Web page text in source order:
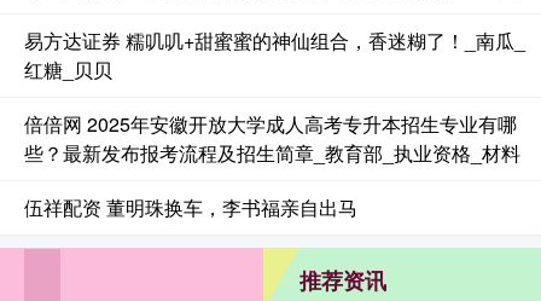
易方达证券 糯叽叽+甜蜜蜜的神仙组合，香迷糊了！_南瓜_
红糖_贝贝
倍倍网 2025年安徽开放大学成人高考专升本招生专业有哪
些？最新发布报考流程及招生简章_教育部_执业资格_材料
伍祥配资 董明珠换车，李书福亲自出马
推荐资讯